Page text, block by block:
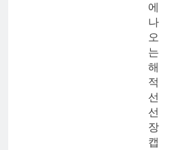
에
나
오
는
해
적
선
선
장
캡